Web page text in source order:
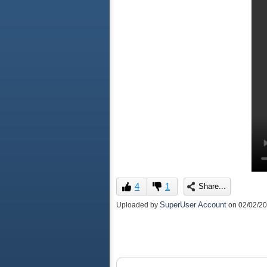
4 1 Share...
Uploaded by SuperUser Account on 02/02/